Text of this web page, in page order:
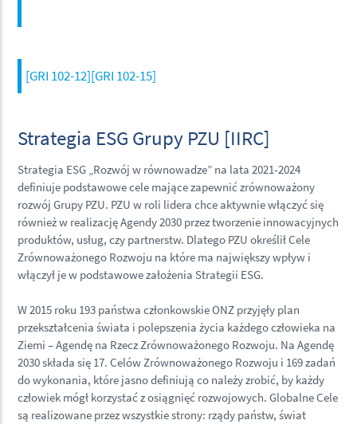
[GRI 102-12][GRI 102-15]
Strategia ESG Grupy PZU [IIRC]
Strategia ESG „Rozwój w równowadze” na lata 2021-2024
definiuje podstawowe cele mające zapewnić zrównoważony
rozwój Grupy PZU. PZU w roli lidera chce aktywnie włączyć się
również w realizację Agendy 2030 przez tworzenie innowacyjnych
produktów, usług, czy partnerstw. Dlatego PZU określił Cele
Zrównoważonego Rozwoju na które ma największy wpływ i
włączył je w podstawowe założenia Strategii ESG.
W 2015 roku 193 państwa członkowskie ONZ przyjęły plan
przekształcenia świata i polepszenia życia każdego człowieka na
Ziemi – Agendę na Rzecz Zrównoważonego Rozwoju. Na Agendę
2030 składa się 17. Celów Zrównoważonego Rozwoju i 169 zadań
do wykonania, które jasno definiują co należy zrobić, by każdy
człowiek mógł korzystać z osiągnięć rozwojowych. Globalne Cele
są realizowane przez wszystkie strony: rządy państw, świat